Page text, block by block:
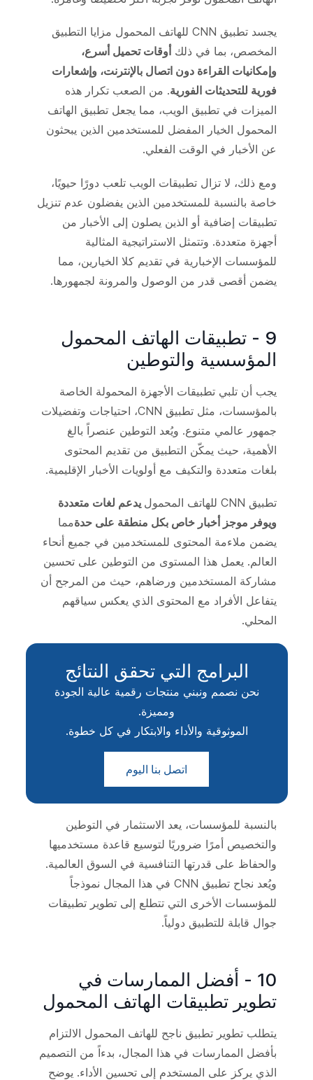
يجسد تطبيق CNN للهاتف المحمول مزايا التطبيق
المخصص، بما في ذلك أوقات تحميل أسرع،
وإمكانيات القراءة دون اتصال بالإنترنت، وإشعارات
فورية للتحديثات الفورية. من الصعب تكرار هذه
الميزات في تطبيق الويب، مما يجعل تطبيق الهاتف
المحمول الخيار المفضل للمستخدمين الذين يبحثون
عن الأخبار في الوقت الفعلي.
ومع ذلك، لا تزال تطبيقات الويب تلعب دورًا حيويًا،
خاصة بالنسبة للمستخدمين الذين يفضلون عدم تنزيل
تطبيقات إضافية أو الذين يصلون إلى الأخبار من
أجهزة متعددة. وتتمثل الاستراتيجية المثالية
للمؤسسات الإخبارية في تقديم كلا الخيارين، مما
يضمن أقصى قدر من الوصول والمرونة لجمهورها.
9 - تطبيقات الهاتف المحمول
المؤسسية والتوطين
يجب أن تلبي تطبيقات الأجهزة المحمولة الخاصة
بالمؤسسات، مثل تطبيق CNN، احتياجات وتفضيلات
جمهور عالمي متنوع. ويُعد التوطين عنصراً بالغ
الأهمية، حيث يمكّن التطبيق من تقديم المحتوى
بلغات متعددة والتكيف مع أولويات الأخبار الإقليمية.
تطبيق CNN للهاتف المحمول
يدعم لغات متعددة
ويوفر موجز أخبار خاص بكل منطقة على حدةمما
يضمن ملاءمة المحتوى للمستخدمين في جميع أنحاء
العالم. يعمل هذا المستوى من التوطين على تحسين
مشاركة المستخدمين ورضاهم، حيث من المرجح أن
يتفاعل الأفراد مع المحتوى الذي يعكس سياقهم
المحلي.
البرامج التي تحقق النتائج
نحن نصمم ونبني منتجات رقمية عالية الجودة
ومميزة.
الموثوقية والأداء والابتكار في كل خطوة.
اتصل بنا اليوم
بالنسبة للمؤسسات، يعد الاستثمار في التوطين
والتخصيص أمرًا ضروريًا لتوسيع قاعدة مستخدميها
والحفاظ على قدرتها التنافسية في السوق العالمية.
ويُعد نجاح تطبيق CNN في هذا المجال نموذجاً
للمؤسسات الأخرى التي تتطلع إلى تطوير تطبيقات
جوال قابلة للتطبيق دولياً.
10 - أفضل الممارسات في
تطوير تطبيقات الهاتف المحمول
يتطلب تطوير تطبيق ناجح للهاتف المحمول الالتزام
بأفضل الممارسات في هذا المجال، بدءاً من التصميم
الذي يركز على المستخدم إلى تحسين الأداء. يوضح